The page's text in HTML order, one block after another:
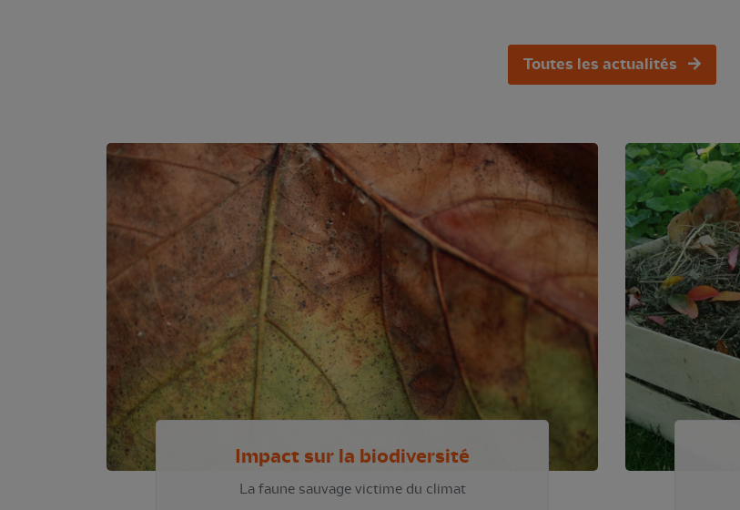
Toutes les actualités
Impact sur la biodiversité
La faune sauvage victime du climat